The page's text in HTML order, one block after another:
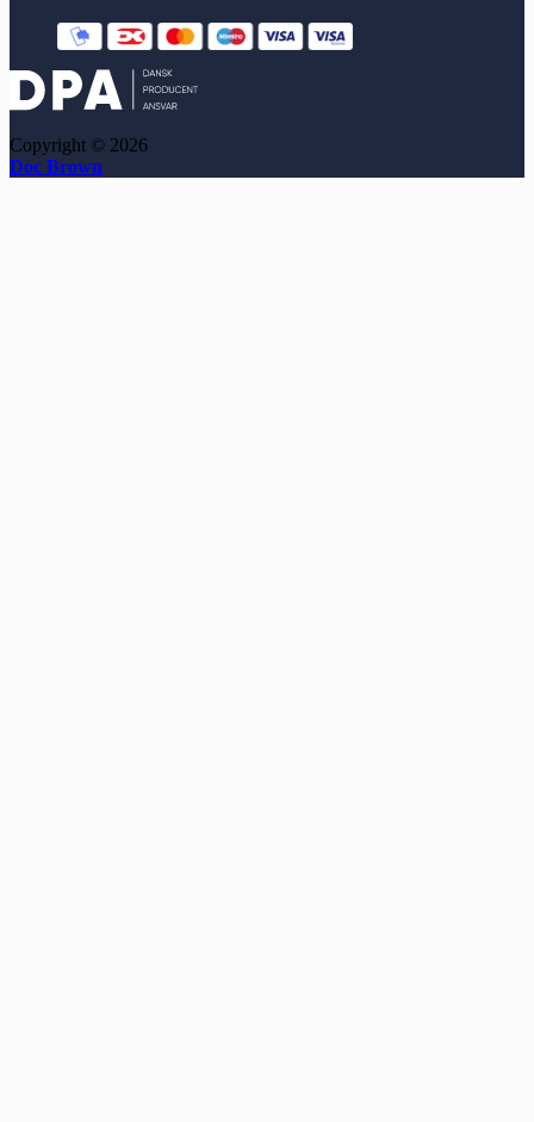
Copyright © 2026
Doc Brown